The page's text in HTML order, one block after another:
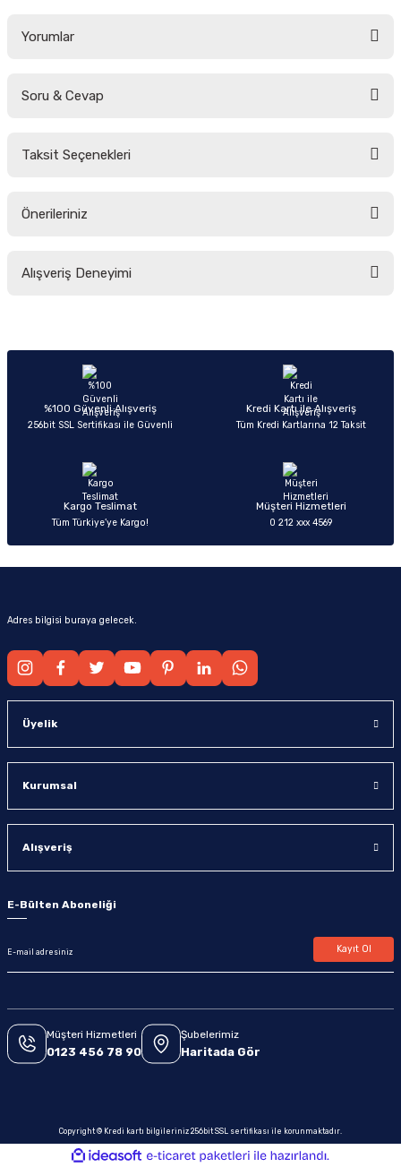
Yorumlar
Soru & Cevap
Taksit Seçenekleri
Önerileriniz
yetersiz gördüğünüz noktaları öneri formunu kullanarak tarafımıza
Ürün açıklamasında eksik bilgiler bulunuyor.
Ürün bilgilerinde hatalar bulunuyor.
Ürün fiyatı diğer sitelerden daha pahalı.
Alışveriş Deneyimi
%100 Güvenli Alışveriş
256bit SSL Sertifikası ile Güvenli
Kredi Kartı ile Alışveriş
Tüm Kredi Kartlarına 12 Taksit
Kargo Teslimat
Tüm Türkiye’ye Kargo!
Müşteri Hizmetleri
0 212 xxx 4569
Adres bilgisi buraya gelecek.
Üyelik
Kurumsal
Alışveriş
E-Bülten Aboneliği
Kayıt Ol
Müşteri Hizmetleri
0123 456 78 90
Şubelerimiz
Haritada Gör
Copyright © Kredi kartı bilgileriniz 256bit SSL sertifikası ile korunmaktadır.
ideasoft
e-